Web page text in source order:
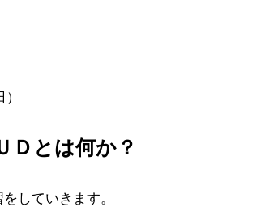
Ｄとは何か？
していきます。